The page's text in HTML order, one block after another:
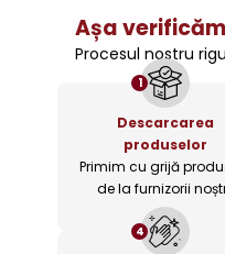
Așa
Procesul nostru
1
Descarcarea
produselor
Primim cu grijă
de la furnizorii
4